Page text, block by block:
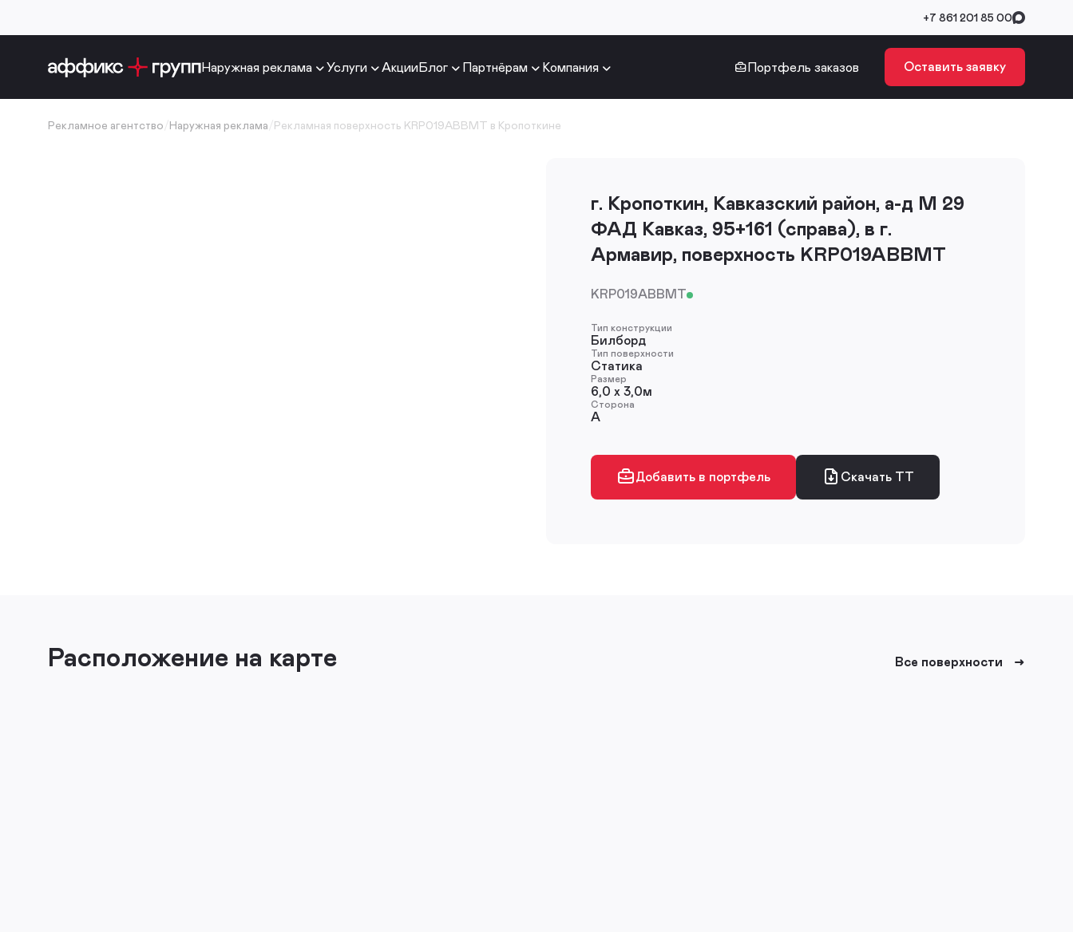
+7 861 201 85 00
Наружная реклама Услуги АкцииБлог Партнёрам Компания Портфель заказов Оставить заявку
Рекламное агентство Наружная реклама Рекламная поверхность KRP019ABBMT в Кропоткине
г. Кропоткин, Кавказский район, а-д М 29
ФАД Кавказ, 95+161 (справа), в г.
Армавир, поверхность KRP019ABBMT
KRP019ABBMT
Тип конструкции
Билборд
Тип поверхности
Статика
Размер
6,0 х 3,0м
Сторона
A
Добавить в портфель Скачать ТТ
Расположение на карте Все поверхности